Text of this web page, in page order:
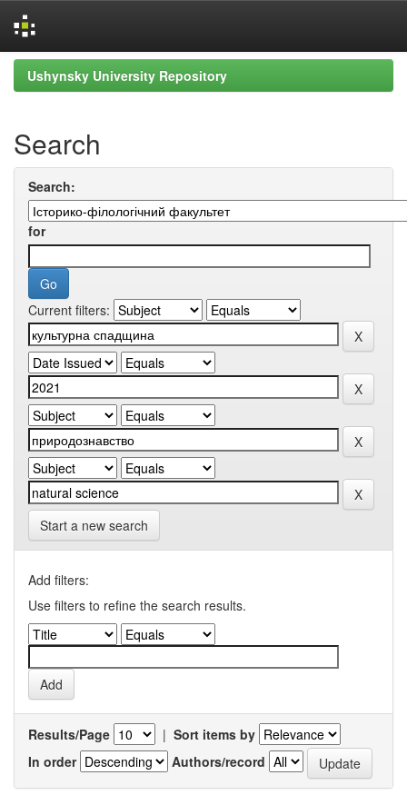
Skip
navigation
Ushynsky University Repository
Search
Search:
for
Current filters:
Start a new search
Add filters:
Use filters to refine the search results.
Results/Page | Sort items by
In order
Authors/record